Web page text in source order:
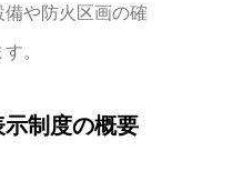
や防火区画の確
。
制度の概要